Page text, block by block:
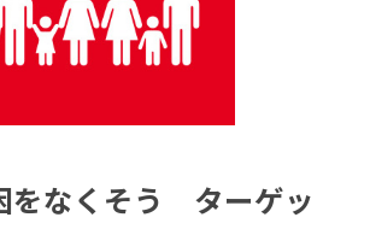
をなくそう ターゲッ